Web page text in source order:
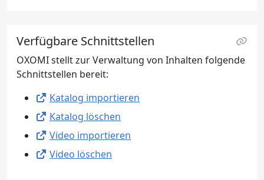
Verfügbare Schnittstellen
OXOMI stellt zur Verwaltung von Inhalten folgende
Schnittstellen bereit:
Katalog importieren
Katalog löschen
Video importieren
Video löschen